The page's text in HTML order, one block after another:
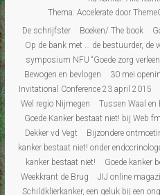
Thema:Accelerate door
De schrijfster
Boeken/ The book
Op de bank met … de bestuurder, de
symposium NFU “Goede zorg
Bewogen en bevlogen
30 mei
Invitational Conference 23 april 2015
Wel regio Nijmegen
Tussen Waal
Goede Kanker bestaat niet! bij Web fm
Dekker vd Vegt
Bijzondere
kanker bestaat niet! onder
kanker bestaat niet!
Goede kanker
Weekkrant de Brug
JIJ online
Schildklierkanker, een geluk bij een